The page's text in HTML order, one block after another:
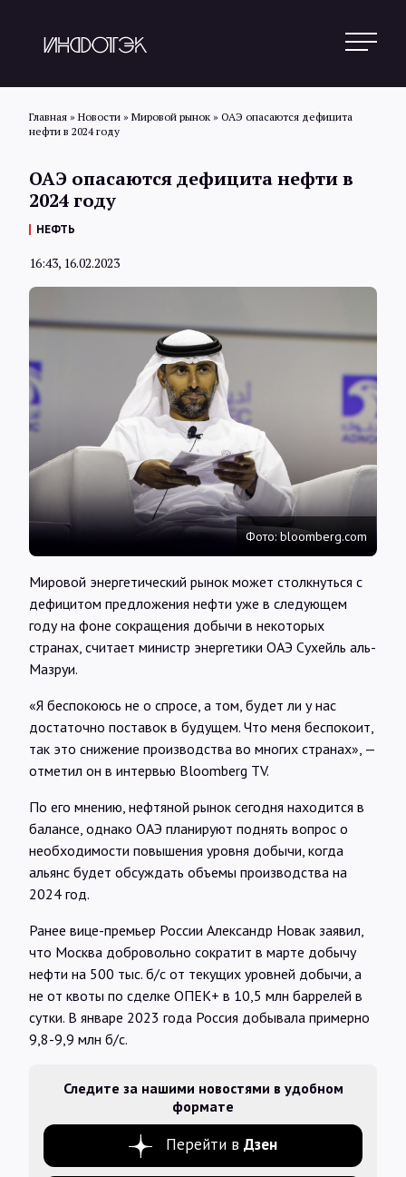
Статьи
Обзоры
Интервью
Карты
О нас
@Infotek_Russia
Главная » Новости » Мировой рынок » ОАЭ опасаются дефицита
нефти в 2024 году
ОАЭ опасаются дефицита нефти в
2024 году
НЕФТЬ
16:43, 16.02.2023
Фото: bloomberg.com
Мировой энергетический рынок может столкнуться с
дефицитом предложения нефти уже в следующем
году на фоне сокращения добычи в некоторых
странах, считает министр энергетики ОАЭ Сухейль аль-
Мазруи.
«Я беспокоюсь не о спросе, а том, будет ли у нас
достаточно поставок в будущем. Что меня беспокоит,
так это снижение производства во многих странах», —
отметил он в интервью Bloomberg TV.
По его мнению, нефтяной рынок сегодня находится в
балансе, однако ОАЭ планируют поднять вопрос о
необходимости повышения уровня добычи, когда
альянс будет обсуждать объемы производства на
2024 год.
Ранее вице-премьер России Александр Новак заявил,
что Москва добровольно сократит в марте добычу
нефти на 500 тыс. б/с от текущих уровней добычи, а
не от квоты по сделке ОПЕК+ в 10,5 млн баррелей в
сутки. В январе 2023 года Россия добывала примерно
9,8-9,9 млн б/с.
Следите за нашими новостями в удобном
формате
Перейти в Дзен